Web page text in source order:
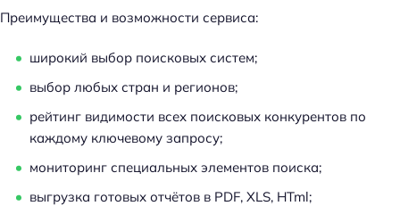
Преимущества и возможности сервиса:
широкий выбор поисковых систем;
выбор любых стран и регионов;
рейтинг видимости всех поисковых конкурентов по
каждому ключевому запросу;
мониторинг специальных элементов поиска;
выгрузка готовых отчётов в PDF, XLS, HTml;